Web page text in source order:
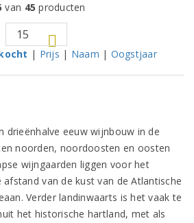
van 45 producten
| Prijs | Naam | Oogstjaar
drieënhalve eeuw wijnbouw in de
noorden, noordoosten en oosten
wijngaarden liggen voor het
van de kust van de Atlantische
Verder landinwaarts is het vaak te
het historische hartland, met als